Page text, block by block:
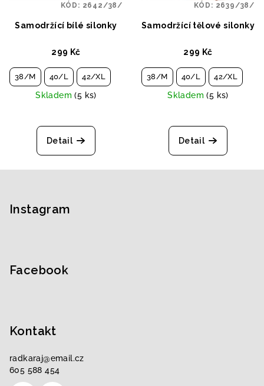
Samodržící bílé silonky
299 Kč
38/M 40/L 42/XL
Skladem(5 ks)
Detail
KÓD: 2642/38/
Samodržící tělové silonky
299 Kč
38/M 40/L 42/XL
Skladem(5 ks)
Detail
KÓD: 2639/38/
Instagram
Facebook
Kontakt
radkaraj@email.cz
605 588 454